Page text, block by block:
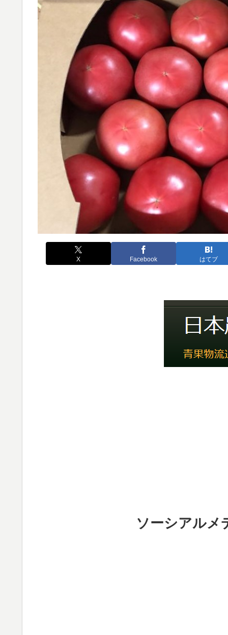
X Facebook はてブ
ソーシアルメ